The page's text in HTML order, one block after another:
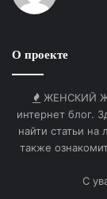
О проекте
ЖЕНСКИЙ
интернет блог.
найти статьи
также
С